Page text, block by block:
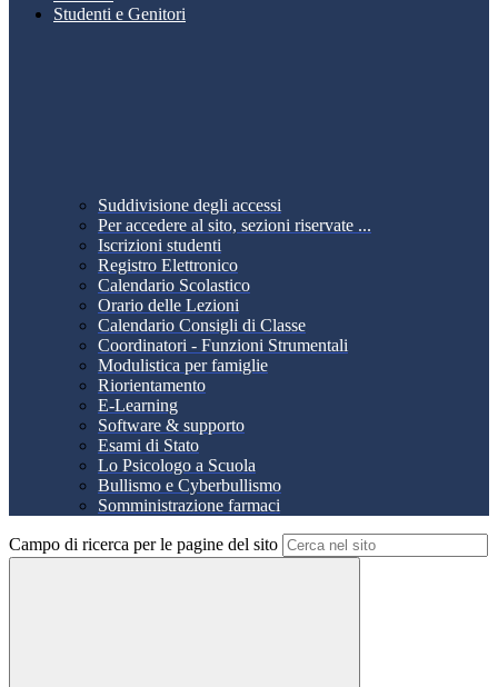
Studenti e Genitori
Suddivisione degli accessi
Per accedere al sito, sezioni riservate ...
Iscrizioni studenti
Registro Elettronico
Calendario Scolastico
Orario delle Lezioni
Calendario Consigli di Classe
Coordinatori - Funzioni Strumentali
Modulistica per famiglie
Riorientamento
E-Learning
Software & supporto
Esami di Stato
Lo Psicologo a Scuola
Bullismo e Cyberbullismo
Somministrazione farmaci
Campo di ricerca per le pagine del sito